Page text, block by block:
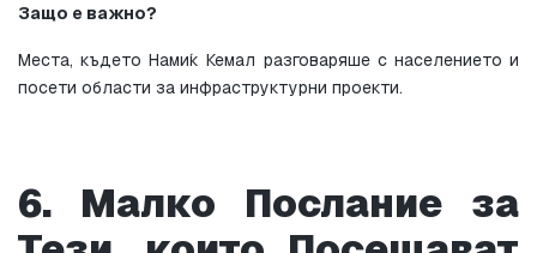
Защо е важно?
Места, където Нами́к Кемал разговаряше с населението и
посети области за инфраструктурни проекти.
6. Малко Послание за